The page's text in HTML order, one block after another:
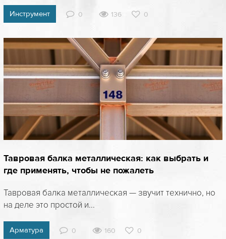
Инструмент 0 136 0
Тавровая балка металлическая: как выбрать и
где применять, чтобы не пожалеть
Тавровая балка металлическая — звучит технично, но
на деле это простой и...
Арматура 0 160 0